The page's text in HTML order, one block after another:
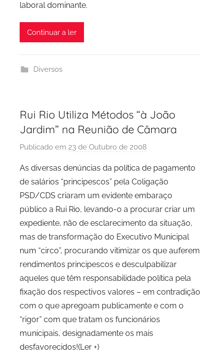
laboral dominante.
Continuar a ler
Diversos
Rui Rio Utiliza Métodos “à João
Jardim” na Reunião de Câmara
Publicado em 23 de Outubro de 2008
r
P
C
P
C
i
d
a
d
t
As diversas denúncias da política de pagamento
de salários “principescos” pela Coligação
PSD/CDS criaram um evidente embaraço
público a Rui Rio, levando-o a procurar criar um
expediente, não de esclarecimento da situação,
mas de transformação do Executivo Municipal
num “circo”, procurando vitimizar os que auferem
rendimentos principescos e desculpabilizar
aqueles que têm responsabilidade política pela
fixação dos respectivos valores – em contradição
com o que apregoam publicamente e com o
“rigor” com que tratam os funcionários
municipais, designadamente os mais
desfavorecidos!(Ler +)